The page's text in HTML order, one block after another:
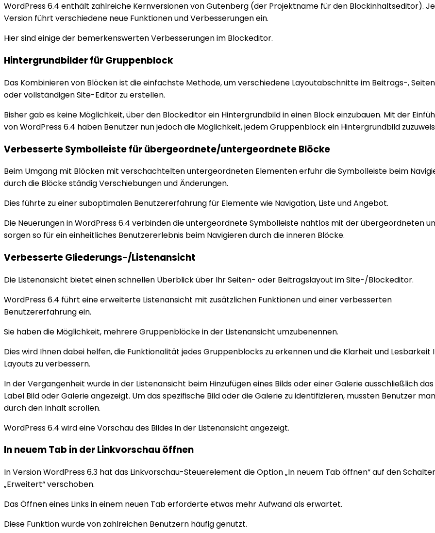
WordPress 6.4 enthält zahlreiche Kernversionen von Gutenberg (der Projektname für den Blockinhaltseditor).
Version führt verschiedene neue Funktionen und Verbesserungen ein.
Hier sind einige der bemerkenswerten Verbesserungen im Blockeditor.
Hintergrundbilder für Gruppenblock
Das Kombinieren von Blöcken ist die einfachste Methode, um verschiedene Layoutabschnitte im Beitrags-,
oder vollständigen Site-Editor zu erstellen.
Bisher gab es keine Möglichkeit, über den Blockeditor ein Hintergrundbild in einen Block einzubauen. Mit der
von WordPress 6.4 haben Benutzer nun jedoch die Möglichkeit, jedem Gruppenblock ein Hintergrundbild
Verbesserte Symbolleiste für übergeordnete/untergeordnete Blöcke
Beim Umgang mit Blöcken mit verschachtelten untergeordneten Elementen erfuhr die Symbolleiste beim
durch die Blöcke ständig Verschiebungen und Änderungen.
Dies führte zu einer suboptimalen Benutzererfahrung für Elemente wie Navigation, Liste und Angebot.
Die Neuerungen in WordPress 6.4 verbinden die untergeordnete Symbolleiste nahtlos mit der übergeordneten
sorgen so für ein einheitliches Benutzererlebnis beim Navigieren durch die inneren Blöcke.
Verbesserte Gliederungs-/Listenansicht
Die Listenansicht bietet einen schnellen Überblick über Ihr Seiten- oder Beitragslayout im Site-/Blockeditor.
WordPress 6.4 führt eine erweiterte Listenansicht mit zusätzlichen Funktionen und einer verbesserten
Benutzererfahrung ein.
Sie haben die Möglichkeit, mehrere Gruppenblöcke in der Listenansicht umzubenennen.
Dies wird Ihnen dabei helfen, die Funktionalität jedes Gruppenblocks zu erkennen und die Klarheit und Lesbarkeit
Layouts zu verbessern.
In der Vergangenheit wurde in der Listenansicht beim Hinzufügen eines Bilds oder einer Galerie ausschließlich das
Label Bild oder Galerie angezeigt. Um das spezifische Bild oder die Galerie zu identifizieren, mussten Benutzer
durch den Inhalt scrollen.
WordPress 6.4 wird eine Vorschau des Bildes in der Listenansicht angezeigt.
In neuem Tab in der Linkvorschau öffnen
In Version WordPress 6.3 hat das Linkvorschau-Steuerelement die Option „In neuem Tab öffnen“ auf den Schalter
„Erweitert“ verschoben.
Das Öffnen eines Links in einem neuen Tab erforderte etwas mehr Aufwand als erwartet.
Diese Funktion wurde von zahlreichen Benutzern häufig genutzt.